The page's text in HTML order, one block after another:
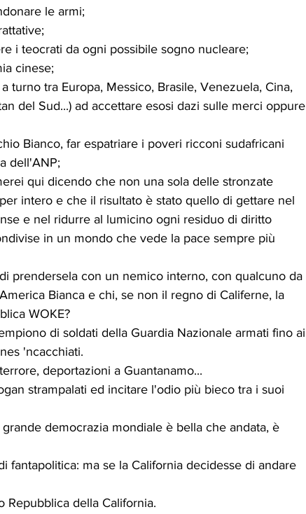
le armi;
i teocrati da ogni possibile sogno nucleare;
cinese;
turno tra Europa, Messico, Brasile, Venezuela, Cina,
del Sud...) ad accettare esosi dazi sulle merci oppure
Bianco, far espatriare i poveri ricconi sudafricani
dell'ANP;
qui dicendo che non una sola delle stronzate
intero e che il risultato è stato quello di gettare nel
e nel ridurre al lumicino ogni residuo di diritto
in un mondo che vede la pace sempre più
prendersela con un nemico interno, con qualcuno da
Bianca e chi, se non il regno di Califerne, la
WOKE?
di soldati della Guardia Nazionale armati fino ai
'ncacchiati.
deportazioni a Guantanamo...
strampalati ed incitare l'odio più bieco tra i suoi
democrazia mondiale è bella che andata, è
fantapolitica: ma se la California decidesse di andare
Repubblica della California.